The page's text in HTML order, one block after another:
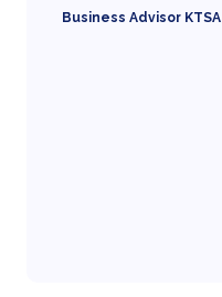
Business Advisor KTSA